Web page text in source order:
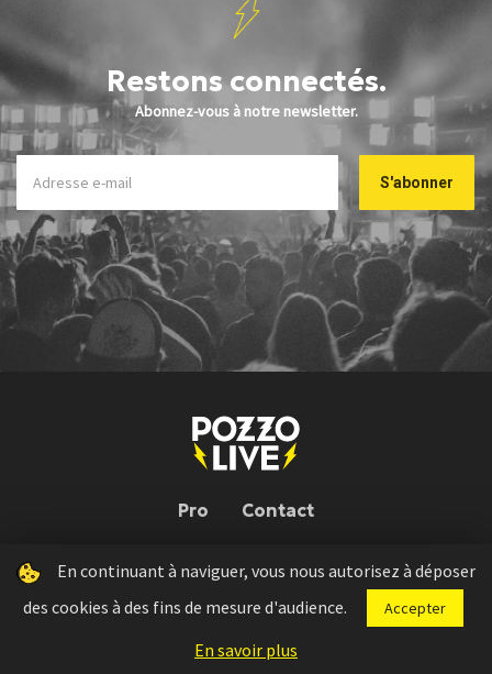
Restons connectés.
Abonnez-vous à notre newsletter.
Pro Contact
Pozzo Live © 2026 | Conception : Pozzo Team, avec l'aide deBloop
Press kit Règlement concours Mentions légales
En continuant à naviguer, vous nous autorisez à déposer
des cookies à des fins de mesure d'audience.
Accepter
En savoir plus